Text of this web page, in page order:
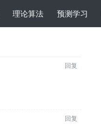
理论算法 预测学习
回复
回复